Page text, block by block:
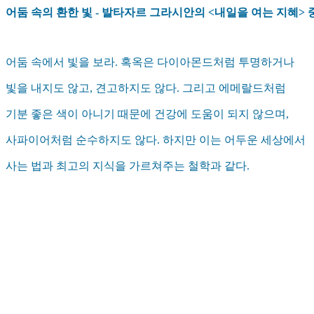
어둠 속의 환한 빛 - 발타자르 그라시안의 <내일을 여는 지혜>
어둠 속에서 빛을 보라. 혹옥은 다이아몬드처럼 투명하거나
빛을 내지도 않고, 견고하지도 않다. 그리고 에메랄드처럼
기분 좋은 색이 아니기 때문에 건강에 도움이 되지 않으며,
사파이어처럼 순수하지도 않다. 하지만 이는 어두운 세상에서
사는 법과 최고의 지식을 가르쳐주는 철학과 같다.